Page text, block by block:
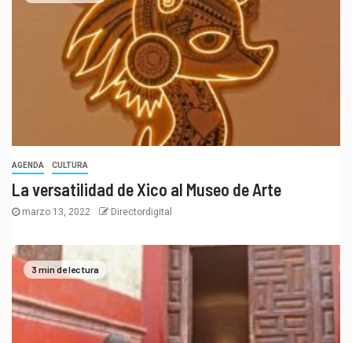
AGENDA CULTURA
La versatilidad de Xico al Museo de Arte
marzo 13, 2022 Directordigital
3 min de lectura